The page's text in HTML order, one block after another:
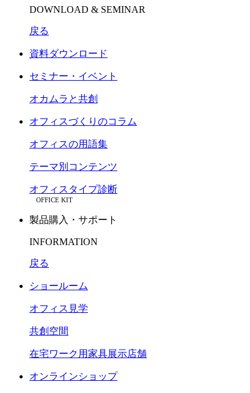
DOWNLOAD & SEMINAR
戻る
資料ダウンロード
セミナー・イベント
オカムラと共創
オフィスづくりのコラム
オフィスの用語集
テーマ別コンテンツ
オフィスタイプ診断
OFFICE KIT
製品購入・サポート
INFORMATION
戻る
ショールーム
オフィス見学
共創空間
在宅ワーク用家具展示店舗
オンラインショップ